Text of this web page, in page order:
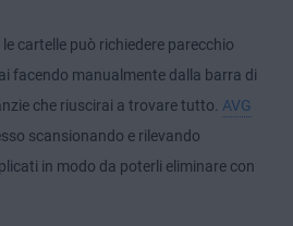
cartelle può richiedere parecchio
facendo manualmente dalla barra di
che riuscirai a trovare tutto. AVG
scansionando e rilevando
in modo da poterli eliminare con